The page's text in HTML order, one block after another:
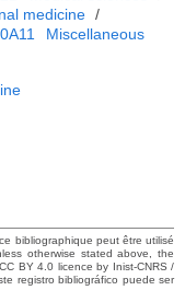
medicine /
Miscellaneous
bibliographique peut être utilisé
otherwise stated above, the
BY 4.0 licence by Inist-CNRS /
registro bibliográfico puede ser